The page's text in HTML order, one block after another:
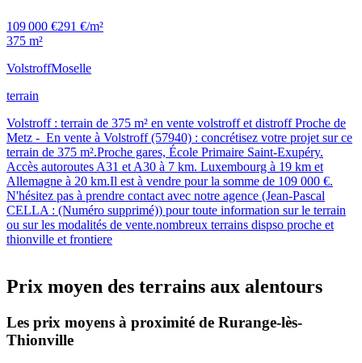
109 000 €291 €/m²
375 m²
VolstroffMoselle
terrain
Volstroff : terrain de 375 m² en vente volstroff et distroff Proche de
Metz - En vente à Volstroff (57940) : concrétisez votre projet sur ce
terrain de 375 m².Proche gares, École Primaire Saint-Exupéry.
Accès autoroutes A31 et A30 à 7 km. Luxembourg à 19 km et
Allemagne à 20 km.Il est à vendre pour la somme de 109 000 €.
N'hésitez pas à prendre contact avec notre agence (Jean-Pascal
CELLA : (Numéro supprimé)) pour toute information sur le terrain
ou sur les modalités de vente.nombreux terrains dispso proche et
thionville et frontiere
Prix moyen des terrains aux alentours
Les prix moyens à proximité de Rurange-lès-
Thionville